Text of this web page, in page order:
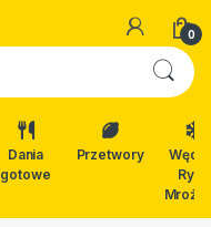
0
Dania
gotowe
Przetwory
Ryby